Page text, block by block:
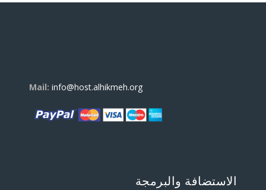
Mail: info@host.alhikmeh.org
الاستضافة والبرمجة